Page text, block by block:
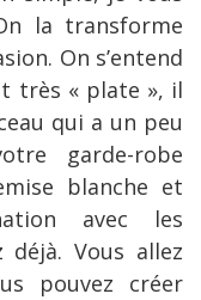
la transforme
On s’entend
très « plate », il
qui a un peu
garde-robe
blanche et
avec les
déjà. Vous allez
pouvez créer